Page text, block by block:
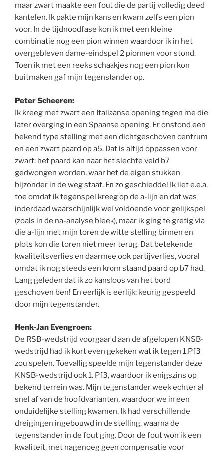
maar zwart maakte een fout die de partij volledig deed
kantelen. Ik pakte mijn kans en kwam zelfs een pion
voor. In de tijdnoodfase kon ik met een kleine
combinatie nog een pion winnen waardoor ik in het
overgebleven dame-eindspel 2 pionnen voor stond.
Toen ik met een reeks schaakjes nog een pion kon
buitmaken gaf mijn tegenstander op.
Peter Scheeren:
Ik kreeg met zwart een Italiaanse opening tegen me die
later overging in een Spaanse opening. Er onstond een
bekend type stelling met een dichtgeschoven centrum
en een zwart paard op a5. Dat is altijd oppassen voor
zwart: het paard kan naar het slechte veld b7
gedwongen worden, waar het de eigen stukken
bijzonder in de weg staat. En zo geschiedde! Ik liet e.e.a.
toe omdat ik tegenspel kreeg op de a-lijn en dat was
inderdaad waarschijnlijk wel voldoende voor gelijkspel
(zoals in de na-analyse bleek), maar ik ging te gretig via
die a-lijn met mijn toren de witte stelling binnen en
plots kon die toren niet meer terug. Dat betekende
kwaliteitsverlies en daarmee ook partijverlies, vooral
omdat ik nog steeds een krom staand paard op b7 had.
Lang geleden dat ik zo kansloos van het bord
geschoven ben! En eerlijk is eerlijk: keurig gespeeld
door mijn tegenstander.
Henk-Jan Evengroen:
De RSB-wedstrijd voorgaand aan de afgelopen KNSB-
wedstrijd had ik kort even gekeken wat ik tegen 1.Pf3
zou spelen. Toevallig speelde mijn tegenstander deze
KNSB-wedstrijd ook 1. Pf3, waardoor ik enigszins op
bekend terrein was. Mijn tegenstander week echter al
snel af van de hoofdvarianten, waardoor we in een
onduidelijke stelling kwamen. Ik had verschillende
dreigingen ingebouwd in de stelling, waarna de
tegenstander in de fout ging. Door de fout won ik een
kwaliteit, met nagenoeg geen compensatie voor